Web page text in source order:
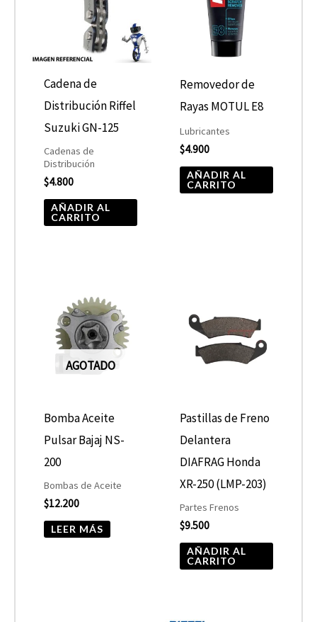
Cadena de
Distribución Riffel
Suzuki GN-125
Cadenas de
Distribución
$4.800
AÑADIR AL
CARRITO
Removedor de
Rayas MOTUL E8
Lubricantes
$4.900
AÑADIR AL
CARRITO
AGOTADO
Bomba Aceite
Pulsar Bajaj NS-
200
Bombas de Aceite
$12.200
LEER MÁS
Pastillas de Freno
Delantera
DIAFRAG Honda
XR-250 (LMP-203)
Partes Frenos
$9.500
AÑADIR AL
CARRITO